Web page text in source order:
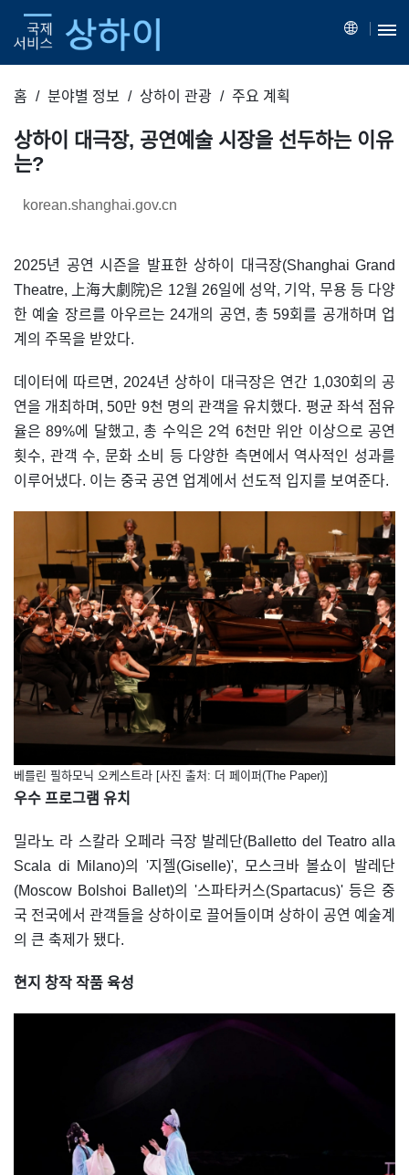
홈 분야별 정보 상하이 관광 주요 계획
상하이 대극장, 공연예술 시장을 선두하는 이유
는?
korean.shanghai.gov.cn
2025년 공연 시즌을 발표한 상하이 대극장(Shanghai Grand
Theatre, 上海大劇院)은 12월 26일에 성악, 기악, 무용 등 다양
한 예술 장르를 아우르는 24개의 공연, 총 59회를 공개하며 업
계의 주목을 받았다.
데이터에 따르면, 2024년 상하이 대극장은 연간 1,030회의 공
연을 개최하며, 50만 9천 명의 관객을 유치했다. 평균 좌석 점유
율은 89%에 달했고, 총 수익은 2억 6천만 위안 이상으로 공연
횟수, 관객 수, 문화 소비 등 다양한 측면에서 역사적인 성과를
이루어냈다. 이는 중국 공연 업계에서 선도적 입지를 보여준다.
베를린 필하모닉 오케스트라 [사진 출처: 더 페이퍼(The Paper)]
우수 프로그램 유치
밀라노 라 스칼라 오페라 극장 발레단(Balletto del Teatro alla
Scala di Milano)의 '지젤(Giselle)', 모스크바 볼쇼이 발레단
(Moscow Bolshoi Ballet)의 '스파타커스(Spartacus)' 등은 중
국 전국에서 관객들을 상하이로 끌어들이며 상하이 공연 예술계
의 큰 축제가 됐다.
현지 창작 작품 육성